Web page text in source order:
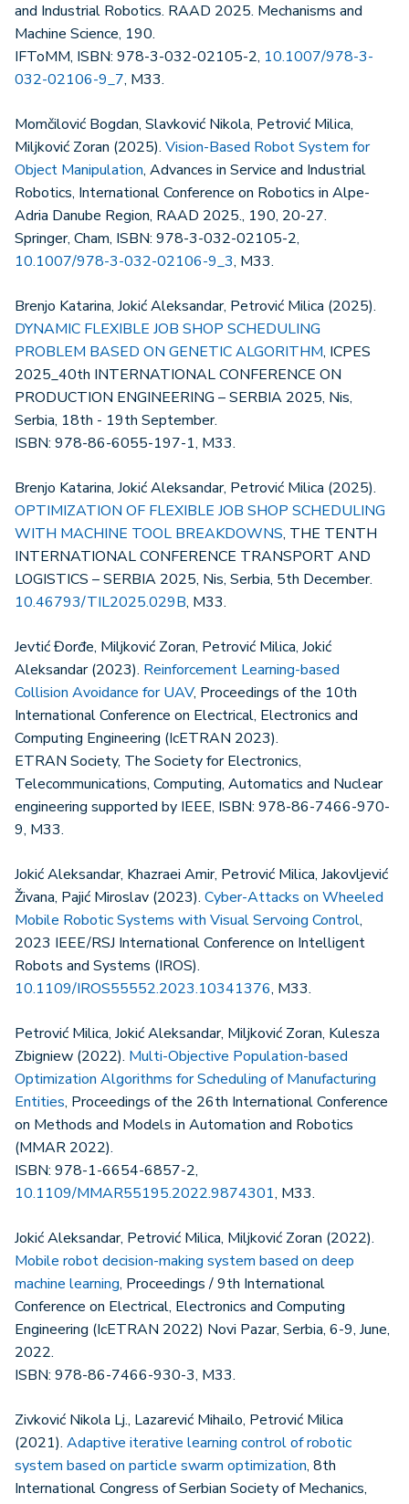
and Industrial Robotics. RAAD 2025. Mechanisms and
Machine Science, 190.
IFToMM, ISBN: 978-3-032-02105-2, 10.1007/978-3-
032-02106-9_7, M33.
Momčilović Bogdan, Slavković Nikola, Petrović Milica,
Miljković Zoran (2025). Vision-Based Robot System for
Object Manipulation, Advances in Service and Industrial
Robotics, International Conference on Robotics in Alpe-
Adria Danube Region, RAAD 2025., 190, 20-27.
Springer, Cham, ISBN: 978-3-032-02105-2,
10.1007/978-3-032-02106-9_3, M33.
Brenjo Katarina, Jokić Aleksandar, Petrović Milica (2025).
DYNAMIC FLEXIBLE JOB SHOP SCHEDULING
PROBLEM BASED ON GENETIC ALGORITHM, ICPES
2025_40th INTERNATIONAL CONFERENCE ON
PRODUCTION ENGINEERING – SERBIA 2025, Nis,
Serbia, 18th - 19th September.
ISBN: 978-86-6055-197-1, M33.
Brenjo Katarina, Jokić Aleksandar, Petrović Milica (2025).
OPTIMIZATION OF FLEXIBLE JOB SHOP SCHEDULING
WITH MACHINE TOOL BREAKDOWNS, THE TENTH
INTERNATIONAL CONFERENCE TRANSPORT AND
LOGISTICS – SERBIA 2025, Nis, Serbia, 5th December.
10.46793/TIL2025.029B, M33.
Jevtić Đorđe, Miljković Zoran, Petrović Milica, Jokić
Aleksandar (2023). Reinforcement Learning-based
Collision Avoidance for UAV, Proceedings of the 10th
International Conference on Electrical, Electronics and
Computing Engineering (IcETRAN 2023).
ETRAN Society, The Society for Electronics,
Telecommunications, Computing, Automatics and Nuclear
engineering supported by IEEE, ISBN: 978-86-7466-970-
9, M33.
Jokić Aleksandar, Khazraei Amir, Petrović Milica, Jakovljević
Živana, Pajić Miroslav (2023). Cyber-Attacks on Wheeled
Mobile Robotic Systems with Visual Servoing Control,
2023 IEEE/RSJ International Conference on Intelligent
Robots and Systems (IROS).
10.1109/IROS55552.2023.10341376, M33.
Petrović Milica, Jokić Aleksandar, Miljković Zoran, Kulesza
Zbigniew (2022). Multi-Objective Population-based
Optimization Algorithms for Scheduling of Manufacturing
Entities, Proceedings of the 26th International Conference
on Methods and Models in Automation and Robotics
(MMAR 2022).
ISBN: 978-1-6654-6857-2,
10.1109/MMAR55195.2022.9874301, M33.
Jokić Aleksandar, Petrović Milica, Miljković Zoran (2022).
Mobile robot decision-making system based on deep
machine learning, Proceedings / 9th International
Conference on Electrical, Electronics and Computing
Engineering (IcETRAN 2022) Novi Pazar, Serbia, 6-9, June,
2022.
ISBN: 978-86-7466-930-3, M33.
Zivković Nikola Lj., Lazarević Mihailo, Petrović Milica
(2021). Adaptive iterative learning control of robotic
system based on particle swarm optimization, 8th
International Congress of Serbian Society of Mechanics,